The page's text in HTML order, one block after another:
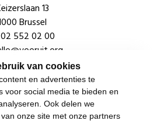
van cookies
en advertenties te
voor social media te bieden en
Ook delen we
onze site met onze partners
13
Brussel
02 552 02 00
Snel
de beweging